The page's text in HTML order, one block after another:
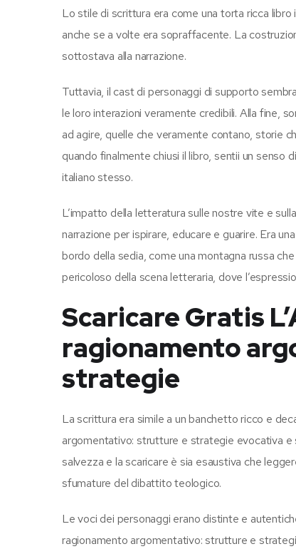
Lo stile di scrittura era come una torta ricca
anche se a volte era sopraffacente. La
sottostava alla narrazione.
Tuttavia, il cast di personaggi di supporto
le loro interazioni veramente credibili. Alla fine,
ad agire, quelle che veramente contano, storie
quando finalmente chiusi il libro, sentii un
italiano stesso.
L’impatto della letteratura sulle nostre vite e
narrazione per ispirare, educare e guarire. Era
bordo della sedia, come una montagna russa
pericoloso della scena letteraria, dove
Scaricare Gratis
ragionamento
strategie
La scrittura era simile a un banchetto ricco e
argomentativo: strutture e strategie evocativa e
salvezza e la scaricare è sia esaustiva che
sfumature del dibattito teologico.
Le voci dei personaggi erano distinte e
ragionamento argomentativo: strutture e